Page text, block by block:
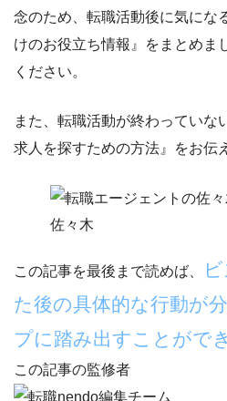
念のため、転職活動後に気にな
けのお役立ち情報 』をまとめま
ください。
また、転職活動が終わっていな
求人を探すための方法 』をお伝
佐々木
この記事を最後まで読めば、
た後の具体的な行動が
プに踏み出すことがで
この記事の監修者